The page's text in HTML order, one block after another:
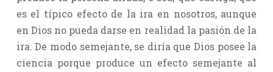
es el típico efecto de la ira en nosotros, aunque
en Dios no pueda darse en realidad la pasión de la
ira. De modo semejante, se diría que Dios posee la
ciencia porque produce un efecto semejante al